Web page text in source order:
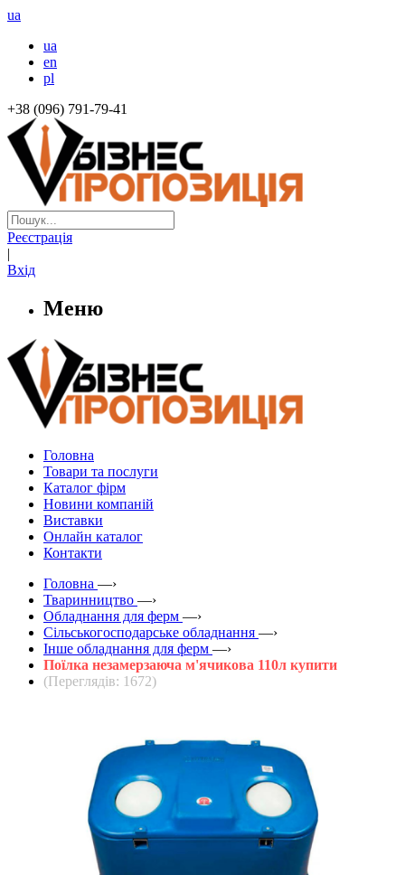
ua
ua
en
pl
+38 (096) 791-79-41
Реєстрація
|
Вхід
Меню
Головна
Товари та послуги
Каталог фірм
Новини компаній
Виставки
Онлайн каталог
Контакти
Головна —›
Тваринництво —›
Обладнання для ферм —›
Сільськогосподарське обладнання —›
Інше обладнання для ферм —›
Поїлка незамерзаюча м'ячикова 110л купити
(Переглядів: 1672)